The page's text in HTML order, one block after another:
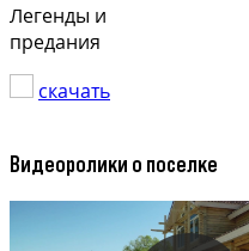
Легенды и
предания
скачать
Видеоролики о поселке